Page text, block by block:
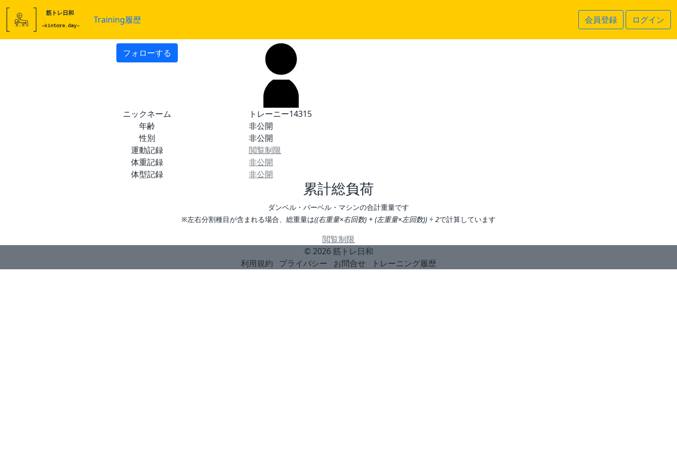
Training履歴 会員登録 ログイン
フォローする
ニックネーム
トレーニー14315
年齢
非公開
性別
非公開
運動記録
閲覧制限
体重記録
非公開
体型記録
非公開
累計総負荷
ダンベル・バーベル・マシンの合計重量です
※左右分割種目が含まれる場合、総重量は((右重量×右回数) + (左重量×左回数)) ÷ 2で計算しています
閲覧制限
© 2026 筋トレ日和
利用規約
プライバシー お問合せ トレーニング履歴